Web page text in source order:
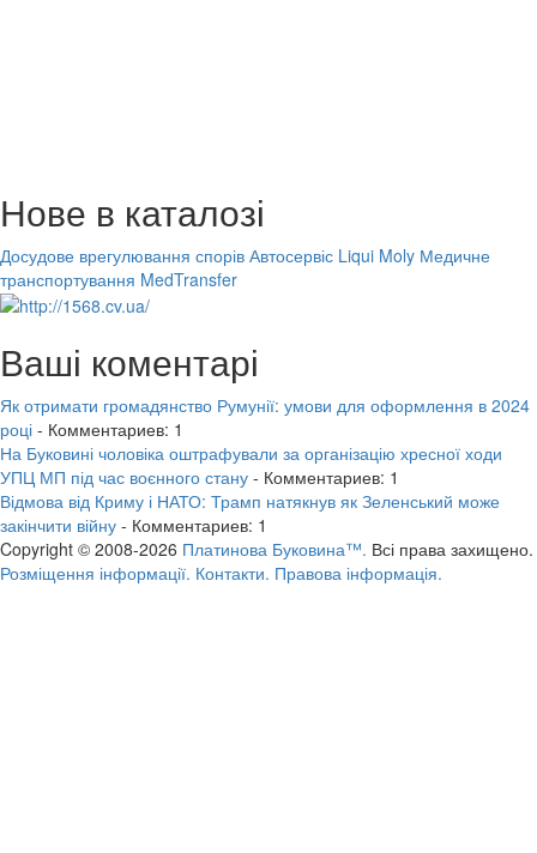
Нове в каталозі
Досудове врегулювання спорів Автосервіс Liqui Moly Медичне
транспортування MedTransfer
Ваші коментарі
Як отримати громадянство Румунії: умови для оформлення в 2024
році - Комментариев: 1
На Буковині чоловіка оштрафували за організацію хресної ходи
УПЦ МП під час воєнного стану - Комментариев: 1
Відмова від Криму і НАТО: Трамп натякнув як Зеленський може
закінчити війну - Комментариев: 1
Copyright © 2008-2026 Платинова Буковина™. Всі права захищено.
Розміщення інформації. Контакти. Правова інформація.